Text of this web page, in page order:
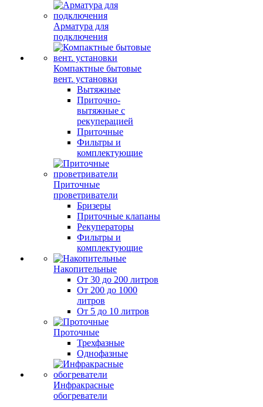
Арматура для
подключения
Компактные бытовые
вент. установки
Вытяжные
Приточно-
вытяжные с
рекуперацией
Приточные
Фильтры и
комплектующие
Приточные
проветриватели
Бризеры
Приточные клапаны
Рекуператоры
Фильтры и
комплектующие
Накопительные
От 30 до 200 литров
От 200 до 1000
литров
От 5 до 10 литров
Проточные
Трехфазные
Однофазные
Инфракрасные
обогреватели